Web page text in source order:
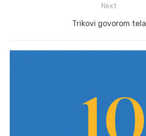
Next
Next
Trikovi govorom tela